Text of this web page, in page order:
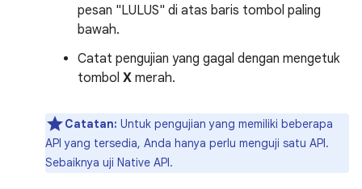
pesan "LULUS" di atas baris tombol paling
bawah.
Catat pengujian yang gagal dengan mengetuk
tombol X merah.
Catatan: Untuk pengujian yang memiliki beberapa
API yang tersedia, Anda hanya perlu menguji satu API.
Sebaiknya uji Native API.